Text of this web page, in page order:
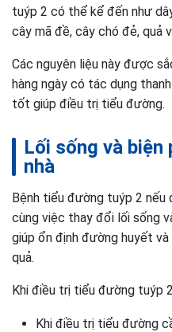
tuýp 2 có thể kể đến như
cây mã đề, cây chó đẻ, quả
Các nguyên liệu này được
hàng ngày có tác dụng
tốt giúp điều trị tiểu đường.
Lối sống và biện
nhà
Bệnh tiểu đường tuýp 2
cùng việc thay đổi lối sống
giúp ổn định đường huyết
quả.
Khi điều trị tiểu đường tuýp
Khi điều trị tiểu đường